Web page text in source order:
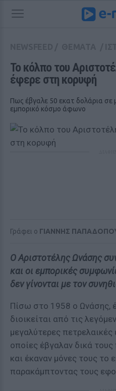
Το κόλπο του
έφερε στη κορυφή
Πως έβγαλε 50 εκατ δολάρια σε
εμπορικό κόσμο άφωνο
Γράφει ο ΓΙΑΝΝΗΣ
Ο Αριστοτέλης Ωνάσης
και οι εμπορικές
δεν γίνονται με τον
Πίσω στο 1958 ο Ωνάσης,
διοικείται από τις
μεγαλύτερες πετρελαικές
οποίες έβγαλαν δικά
και έκαναν μόνες τους το
παρακάμπτοντας τους